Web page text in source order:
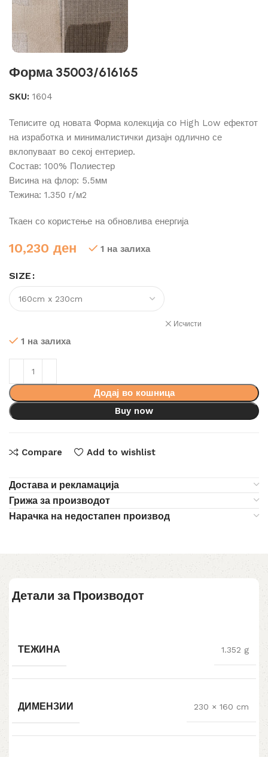
Форма 35003/616165
SKU: 1604
Теписите од новата Форма колекција со High Low ефектот
на изработка и минималистички дизајн одлично се
вклопуваат во секој ентериер.
Состав: 100% Полиестер
Висина на флор: 5.5мм
Тежина: 1.350 г/м2
Ткаен со користење на обновлива енергија
10,230 ден 1 на залиха
SIZE
Исчисти
1 на залиха
Додај во кошница
Buy now
Compare Add to wishlist
Достава и рекламација
Грижа за производот
Нарачка на недостапен производ
Детали за Производот
ТЕЖИНА 1.352 g
ДИМЕНЗИИ 230 × 160 cm